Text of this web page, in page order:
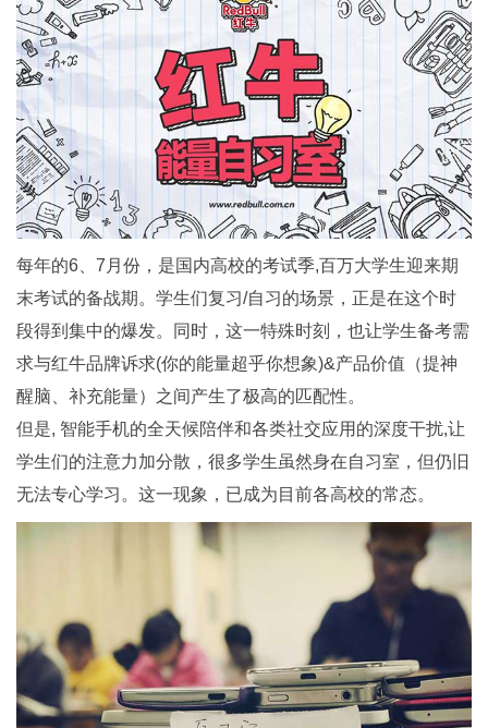
每年的6、7月份，是国内高校的考试季,百万大学生迎来期
末考试的备战期。学生们复习/自习的场景，正是在这个时
段得到集中的爆发。同时，这一特殊时刻，也让学生备考需
求与红牛品牌诉求(你的能量超乎你想象)&产品价值（提神
醒脑、补充能量）之间产生了极高的匹配性。
但是, 智能手机的全天候陪伴和各类社交应用的深度干扰,让
学生们的注意力加分散，很多学生虽然身在自习室，但仍旧
无法专心学习。这一现象，已成为目前各高校的常态。